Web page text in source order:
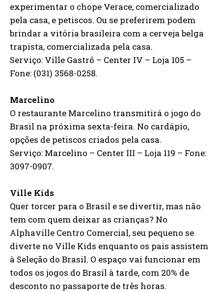
experimentar o chope Verace, comercializado
pela casa, e petiscos. Ou se preferirem podem
brindar a vitória brasileira com a cerveja belga
trapista, comercializada pela casa.
Serviço: Ville Gastrô – Center IV – Loja 105 –
Fone: (031) 3568-0258.
Marcelino
O restaurante Marcelino transmitirá o jogo do
Brasil na próxima sexta-feira. No cardápio,
opções de petiscos criados pela casa.
Serviço: Marcelino – Center III – Loja 119 – Fone:
3097-0907.
Ville Kids
Quer torcer para o Brasil e se divertir, mas não
tem com quem deixar as crianças? No
Alphaville Centro Comercial, seu pequeno se
diverte no Ville Kids enquanto os pais assistem
à Seleção do Brasil. O espaço vai funcionar em
todos os jogos do Brasil à tarde, com 20% de
desconto no passaporte de três horas.